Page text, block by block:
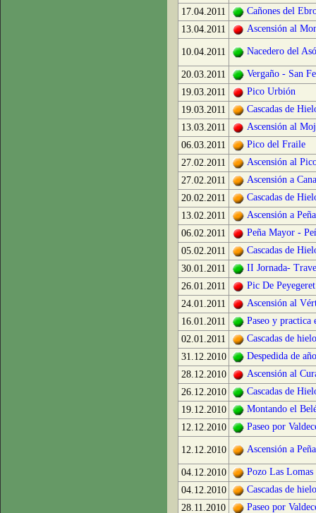
17.04.2011
Cañones del
13.04.2011
Ascensión al
10.04.2011 Nacedero del
20.03.2011
Vergaño - San
19.03.2011
Pico Urbión
19.03.2011
Cascadas de
13.03.2011
Ascensión al
06.03.2011
Pico del Fraile
27.02.2011
Ascensión al
27.02.2011
Ascensión a
20.02.2011
Cascadas de
13.02.2011
Ascensión a
06.02.2011
Peña Mayor -
05.02.2011
Cascadas de
30.01.2011
II Jornada-
26.01.2011
Pic De Peyegeret
24.01.2011
Ascensión al
16.01.2011
Paseo y practica
02.01.2011
Cascadas de
31.12.2010
Despedida de
28.12.2010
Ascensión al
26.12.2010
Cascadas de
19.12.2010
Montando el
12.12.2010
Paseo por
12.12.2010 Ascensión a
04.12.2010
Pozo Las Lomas
04.12.2010
Cascadas de
28.11.2010
Paseo por